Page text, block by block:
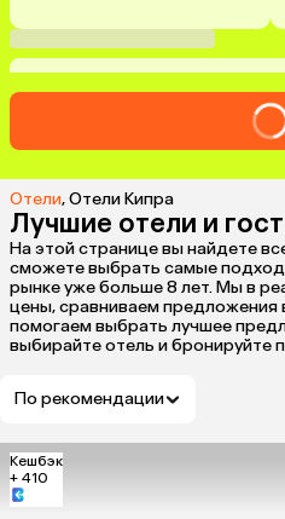
Отели,Отели Кипра
Лучшие отели и
На этой странице вы найдете
сможете выбрать самые
рынке уже больше 8 лет. Мы в
цены, сравниваем предложения
помогаем выбрать лучшее
выбирайте отель и бронируйте
По рекомендации
Кешбэк
+ 410